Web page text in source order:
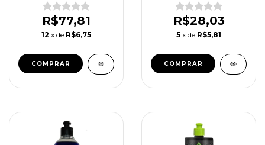
Proteção Cera
Cerâmica SIO2 500ml
R$77,81
12 x de R$6,75
Com Cera Expert
500ml
R$28,03
5 x de R$5,81